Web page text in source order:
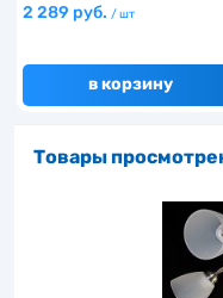
2 289 руб. / шт
в корзину
Товары